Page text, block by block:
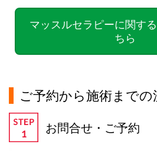
マッスルセラピーに関す
ちら
ご予約から施術までの
お問合せ・ご予約